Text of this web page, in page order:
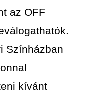
az OFF
Színházban
kívánt